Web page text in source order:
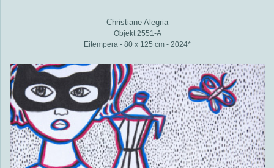
Christiane Alegria
Objekt 2551-A
Eitempera - 80 x 125 cm - 2024*